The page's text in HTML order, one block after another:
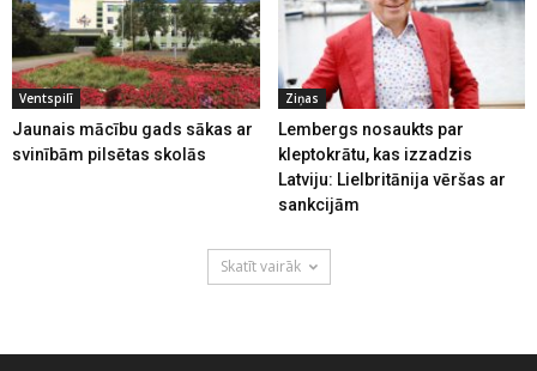
Ventspilī
Jaunais mācību gads sākas ar
svinībām pilsētas skolās
Ziņas
Lembergs nosaukts par
kleptokrātu, kas izzadzis
Latviju: Lielbritānija vēršas ar
sankcijām
Skatīt vairāk